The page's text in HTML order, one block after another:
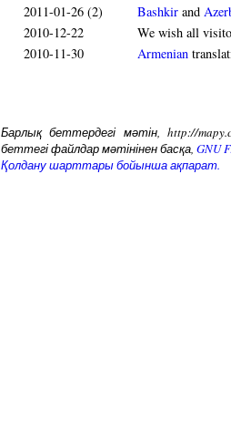
2011-01-26 (2)
Bashkir and
2010-12-22
We wish all
2010-11-30
Armenian
Барлық беттердегі мәтін, http://
беттегі файлдар мәтінінен басқа, GNU
Қолдану шарттары бойынша ақпарат.